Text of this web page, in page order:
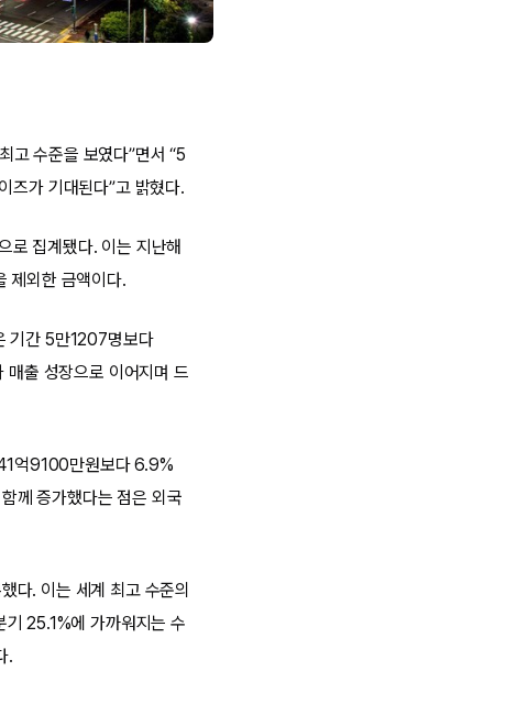
고 수준을 보였다”면서 “5
즈가 기대된다”고 밝혔다.
집계됐다. 이는 지난해
제외한 금액이다.
기간 5만1207명보다
출 성장으로 이어지며 드
억9100만원보다 6.9%
께 증가했다는 점은 외국
다. 이는 세계 최고 수준의
25.1%에 가까워지는 수
.